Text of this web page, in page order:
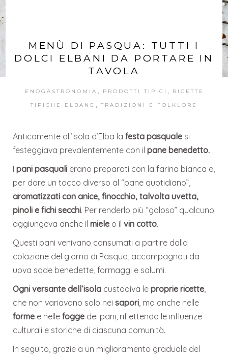
MENÙ DI PASQUA: TUTTI I
DOLCI ELBANI DA PORTARE IN
TAVOLA
ENOGASTRONOMIA PRODOTTI TIPICI RICETTE
TIPICHE ELBANE TRADIZIONI E FOLKLORE
Anticamente all’Isola d’Elba lafesta pasquale si
festeggiava prevalentemente con ilpane benedetto.
Ipani pasquali erano preparati con la farina bianca e,
per dare un tocco diverso al “pane quotidiano”,
aromatizzati con anice, finocchio, talvolta uvetta,
pinoli e fichi secchi. Per renderlo più “goloso” qualcuno
aggiungeva anche ilmiele o ilvin cotto.
Questi pani venivano consumati a partire dalla
colazione del giorno di Pasqua, accompagnati da
uova sode benedette, formaggi e salumi.
Ogni versante dell’isola custodiva leproprie ricette,
che non variavano solo neisapori, ma anche nelle
forme e nellefogge dei pani, riflettendo le influenze
culturali e storiche di ciascuna comunità.
In seguito, grazie a un miglioramento graduale del